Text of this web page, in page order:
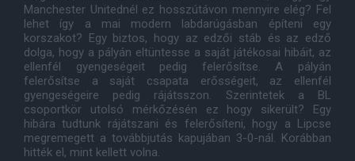
Manchester Unitednél ez hosszútávon mennyire elég? Fel
lehet így a mai modern labdarúgásban építeni egy
korszakot? Egy biztos, hogy az edzői stáb és az edző
dolga, hogy a pályán eltüntesse a saját játékosai hibáit, az
ellenfél gyengeségeit pedig felerősítse. A pályán
felerősítse a saját csapata erősségeit, az ellenfél
gyengeségeire pedig rájátsszon. Szerintetek a BL
csoportkör utolsó mérkőzésén ez hogy sikerült? Egy
hibára tudtunk rájátszani és felerősíteni, hogy a Lipcse
megremegett a továbbjutás kapujában 3-0-nál. Korábban
hitték el, mint kellett volna.